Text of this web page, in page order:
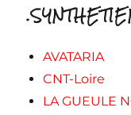
AVATARIA
CNT-Loire
LA GUEULE